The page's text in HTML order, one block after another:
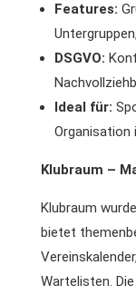
Features:
DSGVO:
Ideal für:
Organisation
Klubraum –
Klubraum
bietet
Wartelisten.